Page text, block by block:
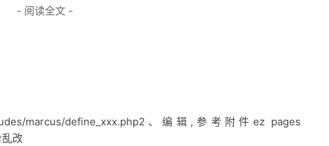
- 阅读全文 -
marcus/define_xxx.php2、编辑,参考附件ez pages
改